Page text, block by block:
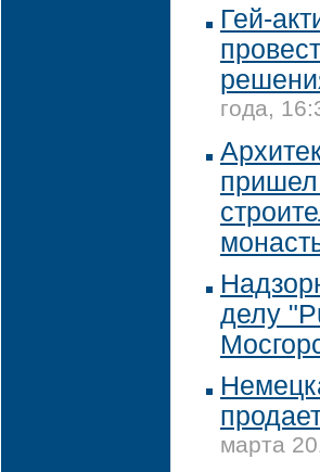
Гей-
года,
делу
марта